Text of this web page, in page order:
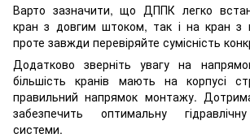
Варто зазначити, що ДППК легко
кран з довгим штоком, так і на кран з
проте завжди перевіряйте сумісність
Додатково зверніть увагу на
більшість кранів мають на корпусі
правильний напрямок монтажу.
забезпечить оптимальну
системи.